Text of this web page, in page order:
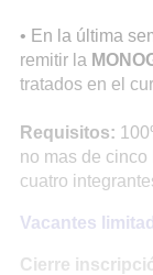
• En la última
remitir la
tratados en el
Requisitos:
no mas de
cuatro
Vacantes
Cierre